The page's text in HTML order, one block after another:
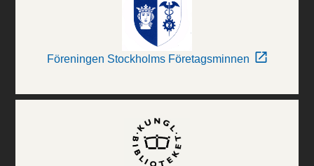
Föreningen Stockholms Företagsminnen